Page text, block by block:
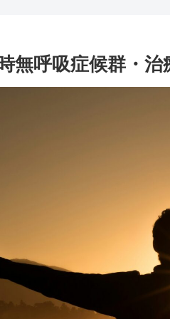
無呼吸症候群・治